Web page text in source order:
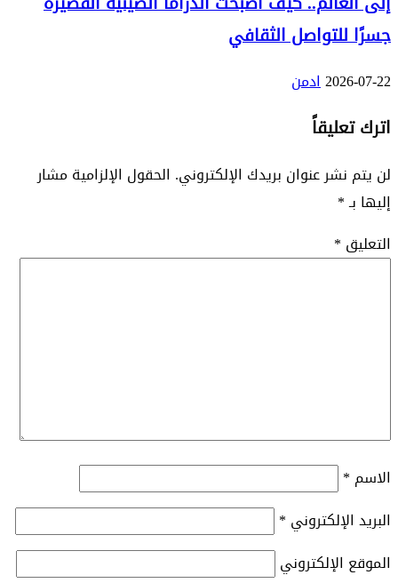
جسرًا للتواصل الثقافي
2026-07-22ادمن
اترك تعليقاً
لن يتم نشر عنوان بريدك الإلكتروني. الحقول الإلزامية مشار
إليها بـ*
التعليق *
الاسم *
البريد الإلكتروني *
الموقع الإلكتروني